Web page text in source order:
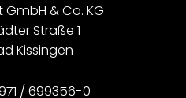
GmbH & Co. KG
Straße 1
Kissingen
/ 699356-0